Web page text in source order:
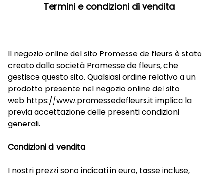
Termini e condizioni di vendita
Il negozio online del sito Promesse de fleurs è stato
creato dalla società Promesse de fleurs, che
gestisce questo sito. Qualsiasi ordine relativo a un
prodotto presente nel negozio online del sito
web https://www.promessedefleurs.it implica la
previa accettazione delle presenti condizioni
generali.
Condizioni di vendita
I nostri prezzi sono indicati in euro, tasse incluse,